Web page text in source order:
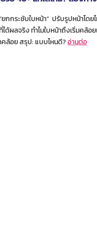
ยกกระชับใบหน้า” ปรับรูปหน้าโด
ด้ผลจริง ทำไมใบหน้าถึงเริ่มคล้อ
ล้อย สรุป: แบบไหนดี?อ่านต่อ